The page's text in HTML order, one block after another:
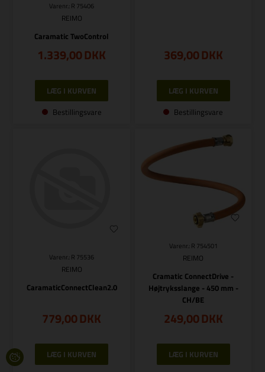
Varenr.: R 75406
REIMO
Caramatic TwoControl
1.339,00DKK
Bestillingsvare
369,00DKK
Bestillingsvare
Varenr.: R 75536
REIMO
CaramaticConnectClean2.0
779,00DKK
Varenr.: R 754501
REIMO
Cramatic ConnectDrive -
Højtryksslange - 450 mm -
CH/BE
249,00DKK